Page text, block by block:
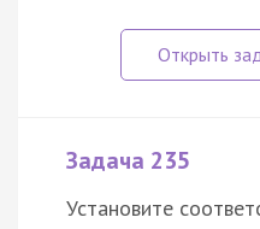
Задача 235
Установите